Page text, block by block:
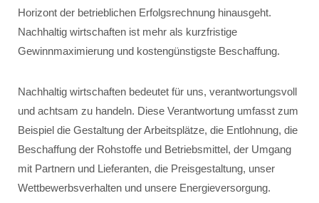
Horizont der betrieblichen Erfolgsrechnung hinausgeht.
Nachhaltig wirtschaften ist mehr als kurzfristige
Gewinnmaximierung und kostengünstigste Beschaffung.
Nachhaltig wirtschaften bedeutet für uns, verantwortungsvoll
und achtsam zu handeln. Diese Verantwortung umfasst zum
Beispiel die Gestaltung der Arbeitsplätze, die Entlohnung, die
Beschaffung der Rohstoffe und Betriebsmittel, der Umgang
mit Partnern und Lieferanten, die Preisgestaltung, unser
Wettbewerbsverhalten und unsere Energieversorgung.